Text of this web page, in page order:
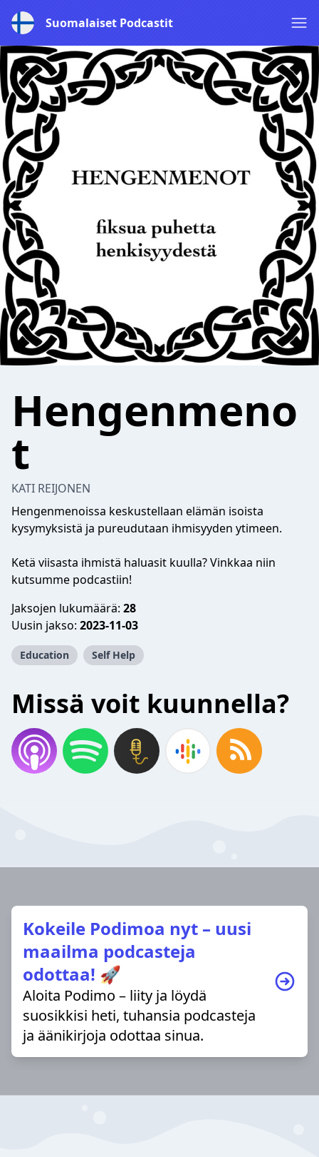
Suomalaiset Podcastit
Hengenmeno
t
KATI REIJONEN
Hengenmenoissa keskustellaan elämän isoista
kysymyksistä ja pureudutaan ihmisyyden ytimeen.
Ketä viisasta ihmistä haluasit kuulla? Vinkkaa niin
kutsumme podcastiin!
Jaksojen lukumäärä: 28
Uusin jakso: 2023-11-03
Education Self Help
Missä voit kuunnella?
Kokeile Podimoa nyt – uusi
maailma podcasteja
odottaa! 🚀
Aloita Podimo – liity ja löydä
suosikkisi heti, tuhansia podcasteja
ja äänikirjoja odottaa sinua.